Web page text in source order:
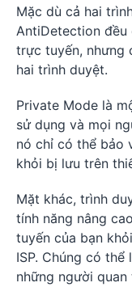
Mặc dù cả hai
AntiDetection
trực tuyến, nhưng
hai trình duyệt.
Private Mode là
sử dụng và mọi
nó chỉ có thể bảo
khỏi bị lưu trên
Mặt khác, trình
tính năng nâng
tuyến của bạn
ISP. Chúng có
những người